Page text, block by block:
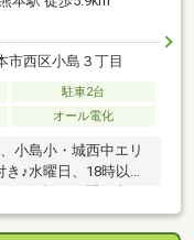
市西区小島３丁目
駐車2台
オール電化
小島小・城西中エリ
♪水曜日、18時以降